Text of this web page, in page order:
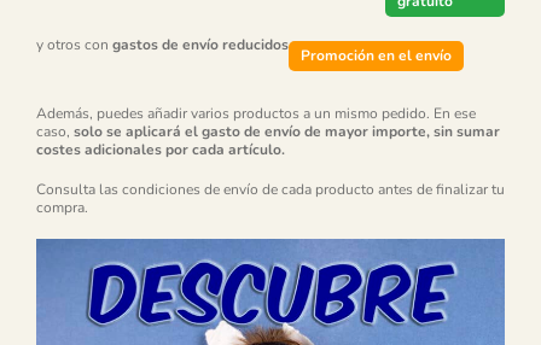
y otros con gastos de envío reducidos
Promoción en el envío
Además, puedes añadir varios productos a un mismo pedido. En ese
caso, solo se aplicará el gasto de envío de mayor importe, sin sumar
costes adicionales por cada artículo.
Consulta las condiciones de envío de cada producto antes de finalizar tu
compra.